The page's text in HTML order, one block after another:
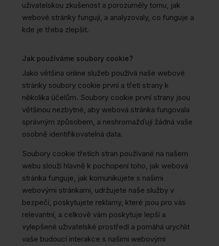
uživatelskou zkušenost a porozuměly tomu, jak
webové stránky fungují, a analyzovaly, co funguje a
kde je třeba zlepšit.
Jak používáme soubory cookie?
Jako většina online služeb používá naše webové
stránky soubory cookie první a třetí strany k
několika účelům. Soubory cookie první strany jsou
většinou nezbytné, aby webová stránka fungovala
správným způsobem, a neshromažďují žádná vaše
osobně identifikovatelná data.
Soubory cookie třetích stran používané na našem
webu slouží hlavně k pochopení toho, jak webová
stránka funguje, jak komunikujete s našimi
webovými stránkami, udržujete naše služby v
bezpečí, poskytujete reklamy, které jsou pro vás
relevantní, a celkově vám poskytuje lepší a
vylepšené uživatelské prostředí a pomáhá urychlit
vaše budoucí interakce s našimi webovými